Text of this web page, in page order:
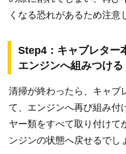
くなる恐れがあるため注意
Step4：キャブレター
エンジンへ組みつける
清掃が終わったら、キャブ
て、エンジンへ再び組み付
ヤー類をすべて取り付けて
ンジンの状態へ戻せるでし